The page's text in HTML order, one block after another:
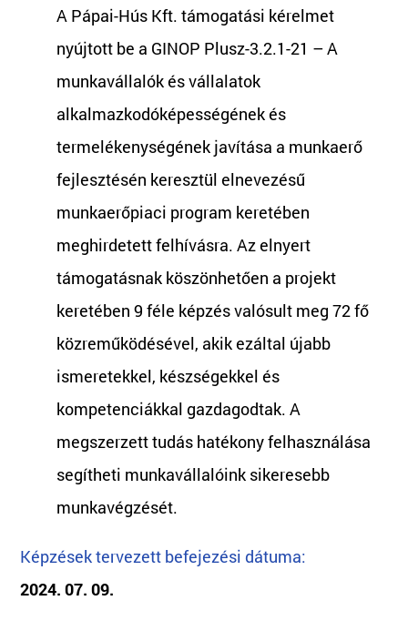
A Pápai-Hús Kft. támogatási kérelmet
nyújtott be a GINOP Plusz-3.2.1-21 – A
munkavállalók és vállalatok
alkalmazkodóképességének és
termelékenységének javítása a munkaerő
fejlesztésén keresztül elnevezésű
munkaerőpiaci program keretében
meghirdetett felhívásra. Az elnyert
támogatásnak köszönhetően a projekt
keretében 9 féle képzés valósult meg 72 fő
közreműködésével, akik ezáltal újabb
ismeretekkel, készségekkel és
kompetenciákkal gazdagodtak. A
megszerzett tudás hatékony felhasználása
segítheti munkavállalóink sikeresebb
munkavégzését.
Képzések tervezett befejezési dátuma:
2024. 07. 09.